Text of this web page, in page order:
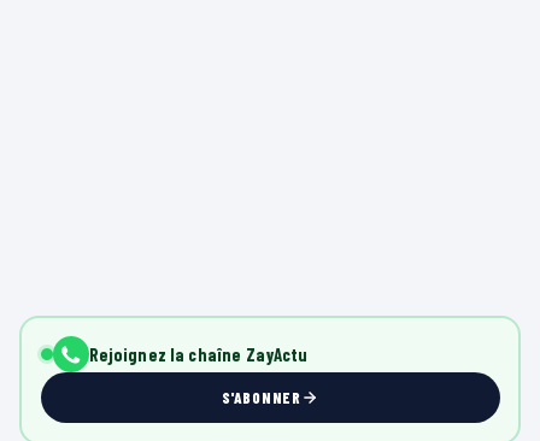
Rejoignez la chaîne ZayActu
S'ABONNER